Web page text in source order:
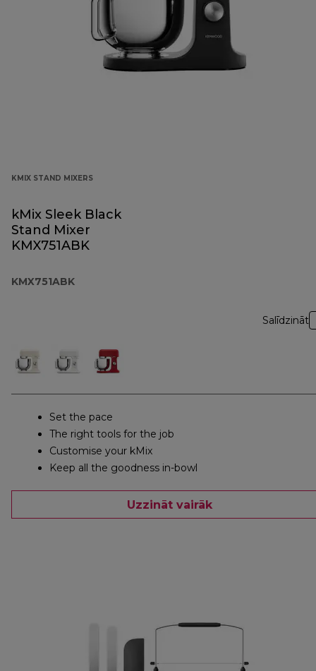
KMIX STAND MIXERS
kMix Sleek Black
Stand Mixer
KMX751ABK
KMX751ABK
Salīdzināt
Set the pace
The right tools for the job
Customise your kMix
Keep all the goodness in-bowl
Uzzināt vairāk